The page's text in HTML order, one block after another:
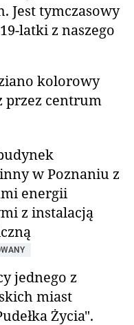
Jest tymczasowy
latki z naszego
kolorowy
przez centrum
w Poznaniu z
energii
z instalacją
jednego z
miast
Życia".